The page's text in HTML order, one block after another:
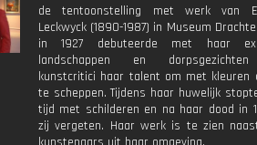
de tentoonstelling met werk van
Leckwyck (1890-1987) in Museum
in 1927 debuteerde met haar
landschappen en
kunstcritici haar talent om met kleuren
te scheppen. Tijdens haar huwelijk
tijd met schilderen en na haar dood in
zij vergeten. Haar werk is te zien